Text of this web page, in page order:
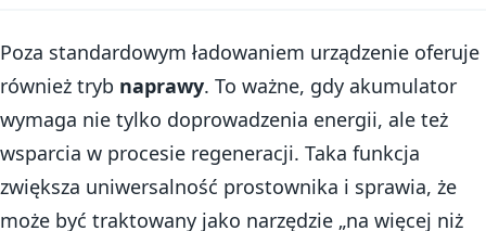
Poza standardowym ładowaniem urządzenie oferuje
również tryb naprawy. To ważne, gdy akumulator
wymaga nie tylko doprowadzenia energii, ale też
wsparcia w procesie regeneracji. Taka funkcja
zwiększa uniwersalność prostownika i sprawia, że
może być traktowany jako narzędzie „na więcej niż